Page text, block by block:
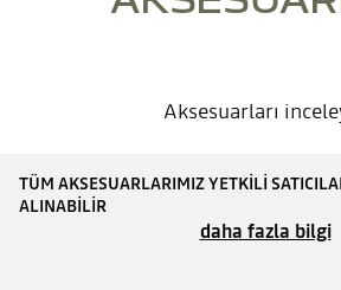
Aksesuarları
TÜM AKSESUARLARIMIZ YETKILI
ALINABILIR
daha fazla bilgi